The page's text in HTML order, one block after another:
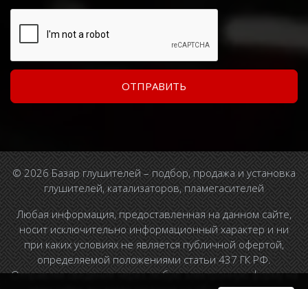
© 2026 Базар глушителей – подбор, продажа и установка
глушителей, катализаторов, пламегасителей
Любая информация, предоставленная на данном сайте,
носит исключительно информационный характер и ни
при каких условиях не является публичной офертой,
определяемой положениями статьи 437 ГК РФ.
Отправляя сведения через любую электронную форму на